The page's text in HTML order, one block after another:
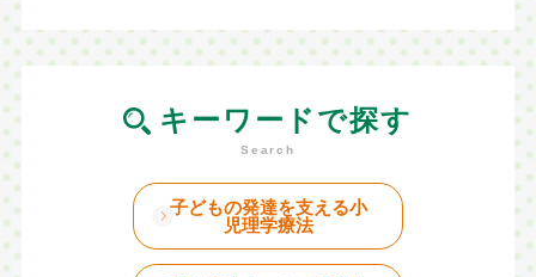
キーワードで探す
子どもの発達を支える小
児理学療法